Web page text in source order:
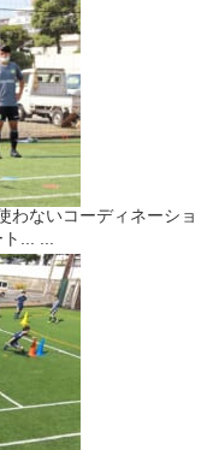
わないコーディネーショ
... ...